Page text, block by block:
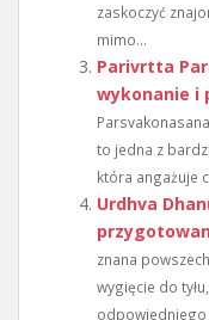
zaskoczyć
mimo...
Parivrtta
wykonanie i
to jedna z
która angażuje
Urdhva
znana
wygięcie do
odpowiedniego